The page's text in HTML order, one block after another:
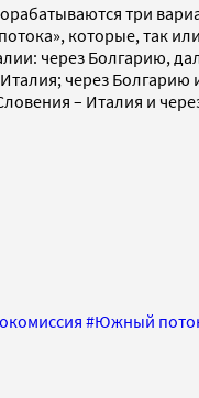
три
которые, так
через Болгарию,
через Болгарию
– Италия и
#Южный